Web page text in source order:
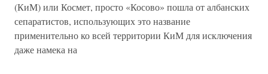
(КиМ) или Космет, просто «Косово» пошла от албанских
сепаратистов, использующих это название
применительно ко всей территории КиМ для исключения
даже намека на